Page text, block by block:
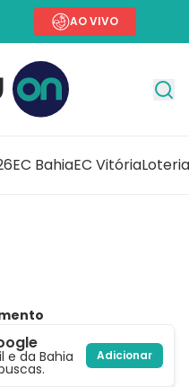
AO VIVO
EC BahiaEC Vitória
e da Bahia Adicionar